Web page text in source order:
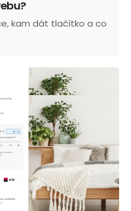
kam dát tlačítko a co